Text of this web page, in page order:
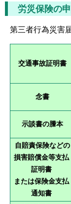
労災保険の
第三者行為災害
交通事故証明書
念書
示談書の謄本
自賠責保険などの
損害賠償金等支払
証明書
または保険金支払
通知書